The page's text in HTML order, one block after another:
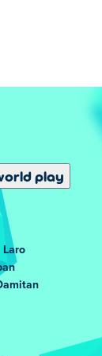
play
Laro